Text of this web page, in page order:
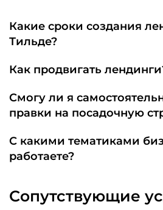
Какие сроки создания
Тильде?
Как продвигать
Смогу ли я
правки на посадочную
С какими тематиками
работаете?
Сопутствующие